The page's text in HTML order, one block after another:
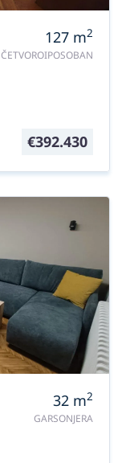
127 m2
ČETVOROIPOSOBAN
€392.430
32 m2
GARSONJERA